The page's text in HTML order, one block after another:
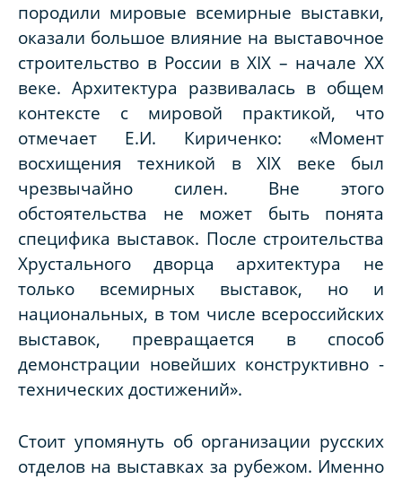
породили мировые всемирные выставки,
оказали большое влияние на выставочное
строительство в России в XIX – начале ХХ
веке. Архитектура развивалась в общем
контексте с мировой практикой, что
отмечает Е.И. Кириченко: «Момент
восхищения техникой в XIX веке был
чрезвычайно силен. Вне этого
обстоятельства не может быть понята
специфика выставок. После строительства
Хрустального дворца архитектура не
только всемирных выставок, но и
национальных, в том числе всероссийских
выставок, превращается в способ
демонстрации новейших конструктивно -
технических достижений».
Стоит упомянуть об организации русских
отделов на выставках за рубежом. Именно